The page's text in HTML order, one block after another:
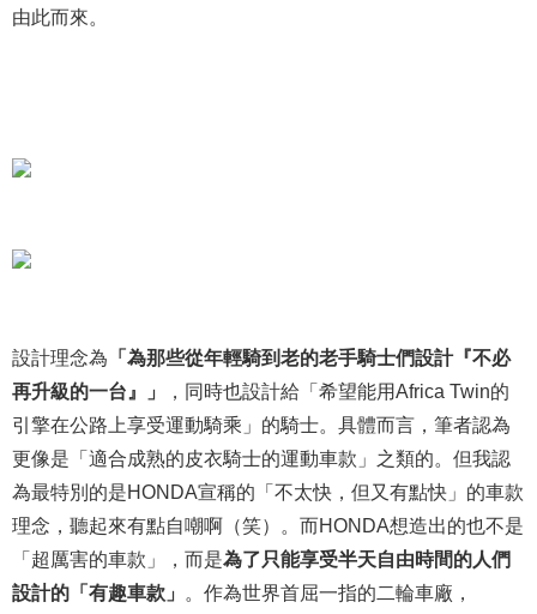
由此而來。
設計理念為 「為那些從年輕騎到老的老手騎士們設計『不必
再升級的一台』」
，同時也設計給「希望能用Africa Twin的
引擎在公路上享受運動騎乘」的騎士。具體而言，筆者認為
更像是「適合成熟的皮衣騎士的運動車款」之類的。但我認
為最特別的是HONDA宣稱的「不太快
但又有點快」的車款
理念，聽起來有點自嘲啊（笑）。而HONDA想造出的也不是
「超厲害的車款」，而是為了只能享受半天自由時間的人們
設計的「有趣車款」
。作為世界首屈一指的二輪車廠，